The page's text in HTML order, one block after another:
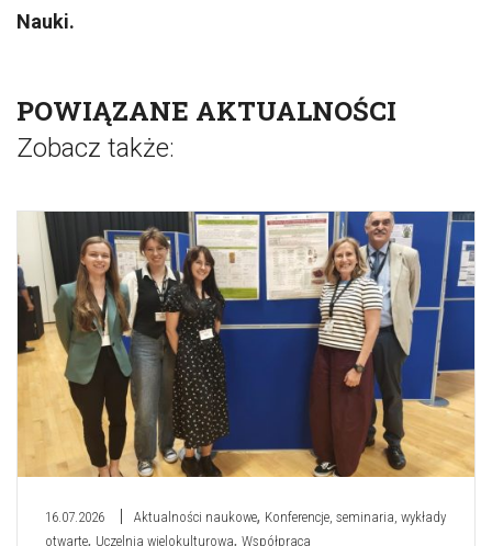
Nauki.
POWIĄZANE AKTUALNOŚCI
Zobacz także:
16.07.2026 Aktualności naukowe, Konferencje, seminaria, wykłady
otwarte, Uczelnia wielokulturowa, Współpraca